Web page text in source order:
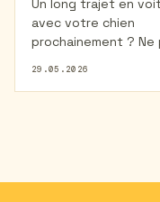
Un long trajet en
avec votre chien
prochainement ? Ne
29.05.2026